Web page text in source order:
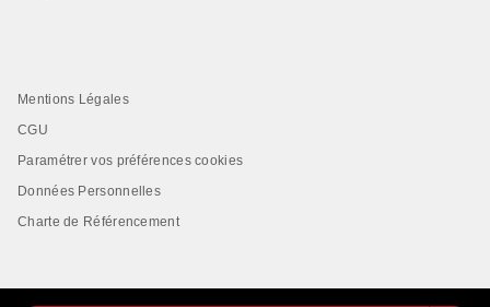
Mentions Légales
CGU
Paramétrer vos préférences cookies
Données Personnelles
Charte de Référencement